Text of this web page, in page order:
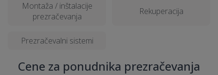
Montaža / inštalacije
prezračevanja
Rekuperacija
Prezračevalni sistemi
Cene za ponudnika prezračevanja